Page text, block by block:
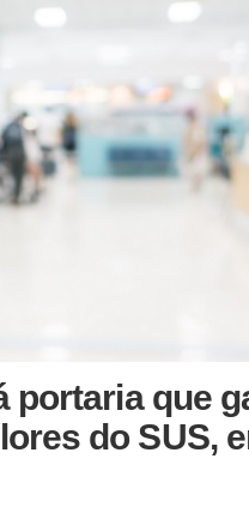
portaria que
do SUS,